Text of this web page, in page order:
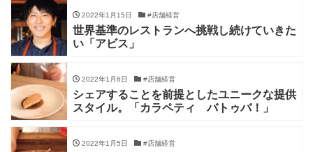
2022年1月15日 #店舗経営
世界基準のレストランへ挑戦し続けていきた
い「アビス」
2022年1月6日 #店舗経営
シェアすることを前提としたユニークな提供
スタイル。「カラペティ バトゥバ！」
2022年1月5日 #店舗経営